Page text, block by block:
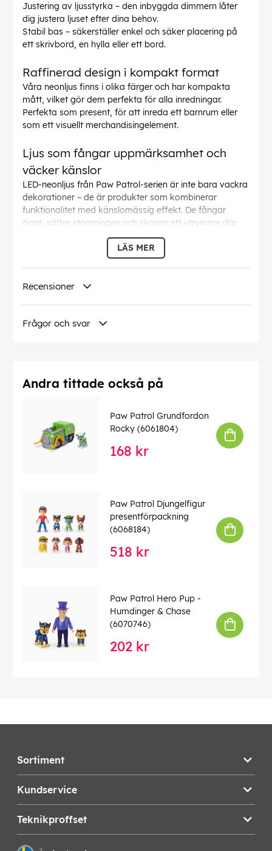
Justering av ljusstyrka – den inbyggda dimmern låter
dig justera ljuset efter dina behov.
Stabil bas – säkerställer enkel och säker placering på
ett skrivbord, en hylla eller ett bord.
Raffinerad design i kompakt format
Våra neonljus finns i olika färger och har kompakta
mått, vilket gör dem perfekta för alla inredningar.
Perfekta som present, för att inreda ett barnrum eller
som ett visuellt merchandisingelement.
Ljus som fångar uppmärksamhet och
väcker känslor
LED-neonljus från Paw Patrol-serien är inte bara vackra
dekorationer – de är produkter som kombinerar
funktionalitet med känslomässig effekt. De fångar
ögat, sätter stämningen och skapar ett utrymme där
barn känner sig trygga och glada. Perfekt för kunder
som letar efter unika och värdefulla tillägg till sina
5902983629634
EAN:
LÄS MER
Recensioner
Frågor och svar
Andra tittade också på
Paw Patrol Grundfordon
Rocky (6061804)
168 kr
Paw Patrol Djungelfigur
presentförpackning
(6068184)
518 kr
Paw Patrol Hero Pup -
Humdinger & Chase
(6070746)
202 kr
Sortiment
Kundservice
Teknikproffset